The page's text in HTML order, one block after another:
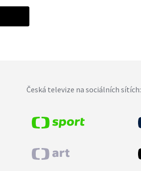
Česká televize na sociálních sítích: